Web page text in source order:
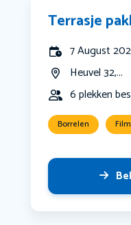
Terrasje
7 August
Heuvel 32,...
6 plekken
Borrelen Film